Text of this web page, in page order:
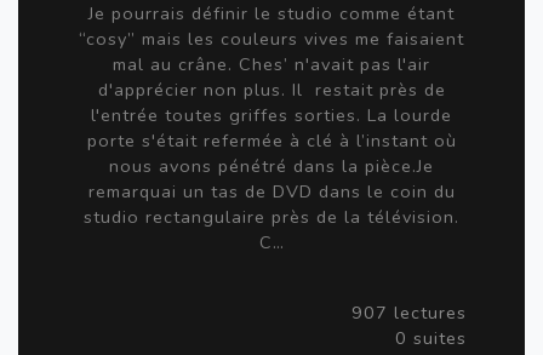
Je pourrais définir le studio comme étant
“cosy” mais les couleurs vives me faisaient
mal au crâne. Ches’ n'avait pas l'air
d'apprécier non plus. Il restait près de
l'entrée toutes griffes sorties. La lourde
porte s'était refermée à clé à l’instant où
nous avons pénétré dans la pièce.Je
remarquai un tas de DVD dans le coin du
studio rectangulaire près de la télévision.
C…
907 lectures
0 suites